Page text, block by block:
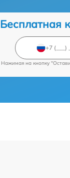
Бесплатная
Нажимая на кнопку